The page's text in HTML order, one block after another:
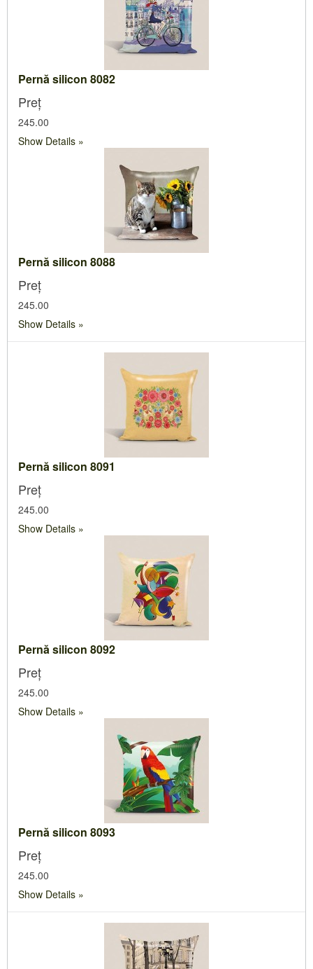
Pernă silicon 8082
Preț
245.00
Show Details
Pernă silicon 8088
Preț
245.00
Show Details
Pernă silicon 8091
Preț
245.00
Show Details
Pernă silicon 8092
Preț
245.00
Show Details
Pernă silicon 8093
Preț
245.00
Show Details